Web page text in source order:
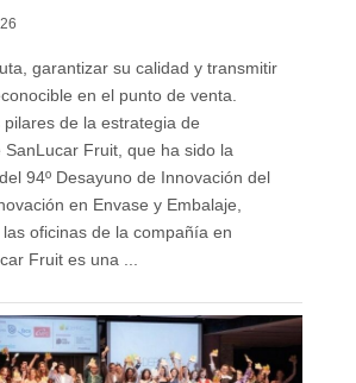
garantizar su calidad y transmitir
en el punto de venta.
pilares de la estrategia de
SanLucar Fruit, que ha sido la
94º Desayuno de Innovación del
en Envase y Embalaje,
oficinas de la compañía en
Fruit es una ...